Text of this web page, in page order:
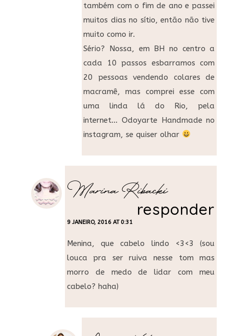
também com o fim de ano e passei
muitos dias no sítio, então não tive
muito como ir.
Sério? Nossa, em BH no centro a
cada 10 passos esbarramos com
20 pessoas vendendo colares de
macramê, mas comprei esse com
uma linda lá do Rio, pela
internet… Odoyarte Handmade no
instagram, se quiser olhar
Marina Ribacki
9 JANEIRO, 2016 AT 0:31
responder
Menina, que cabelo lindo <3<3 (sou
louca pra ser ruiva nesse tom mas
morro de medo de lidar com meu
cabelo? haha)